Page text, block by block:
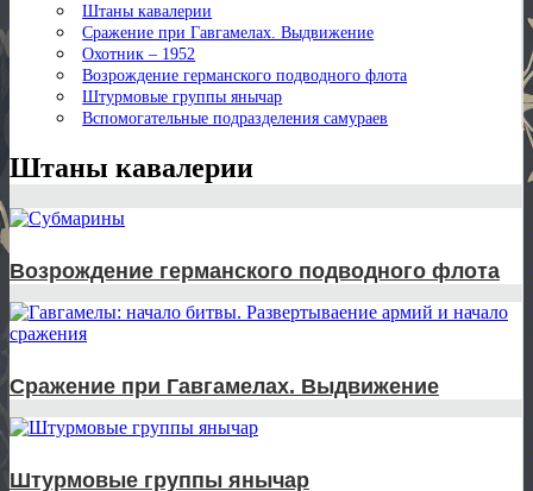
Штаны кавалерии
Сражение при Гавгамелах. Выдвижение
Охотник – 1952
Возрождение германского подводного флота
Штурмовые группы янычар
Вспомогательные подразделения самураев
Штаны кавалерии
Возрождение германского подводного флота
Сражение при Гавгамелах. Выдвижение
Штурмовые группы янычар